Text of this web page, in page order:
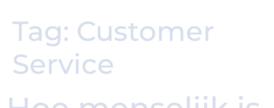
Tag: Customer
Service